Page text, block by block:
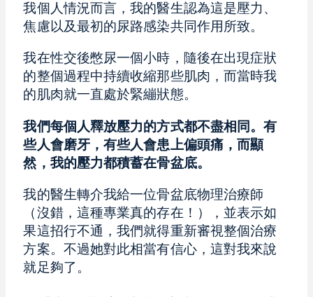
我個人情況而言，我的醫生認為這是壓力、
焦慮以及最初的尿路感染共同作用所致。
我在性交後憋尿一個小時，隨後在出現症狀
的整個過程中持續收縮那些肌肉，而當時我
的肌肉就一直處於緊繃狀態。
我們每個人釋放壓力的方式都不盡相同。有
些人會磨牙，有些人會患上偏頭痛，而顯
然，我的壓力都積蓄在骨盆底。
我的醫生轉介我給一位骨盆底物理治療師
（沒錯，這種專業真的存在！），並表示如
果這招行不通，我們就得重新審視整個治療
方案。不過她對此相當有信心，這對我來說
就足夠了。